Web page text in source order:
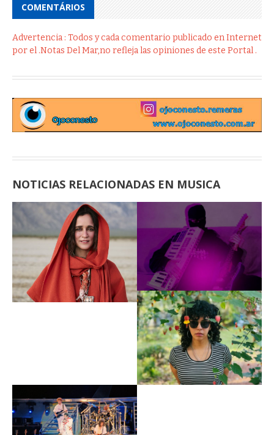
COMENTÁRIOS
Advertencia : Todos y cada comentario publicado en Internet
por el .Notas Del Mar,no refleja las opiniones de este Portal .
NOTICIAS RELACIONADAS EN MUSICA